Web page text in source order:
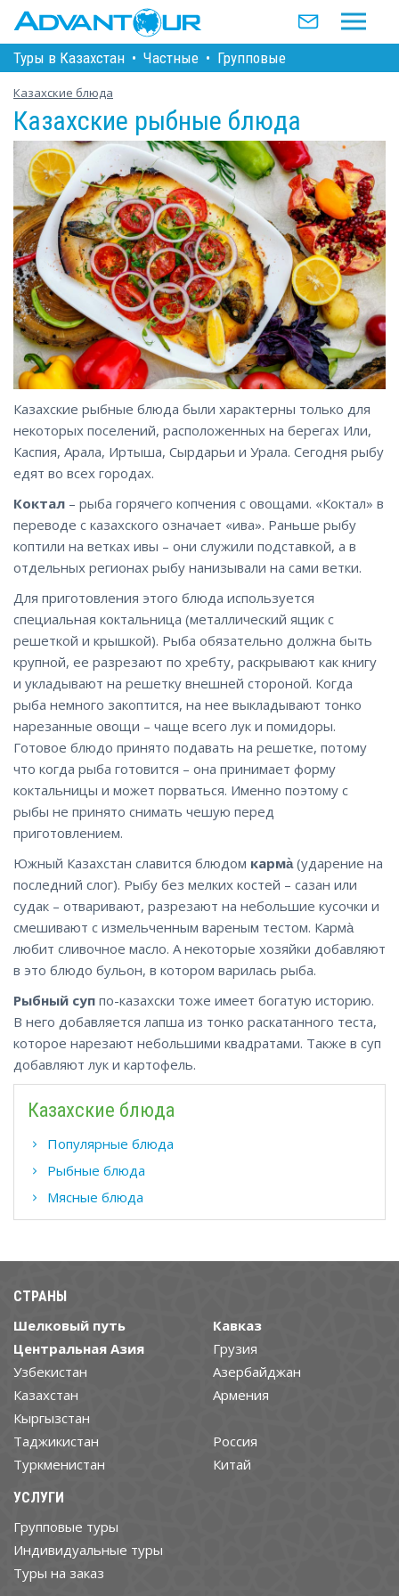
Туры в Казахстан • Частные • Групповые
Казахские блюда
Казахские рыбные блюда
Казахские рыбные блюда были характерны только для
некоторых поселений, расположенных на берегах Или,
Каспия, Арала, Иртыша, Сырдарьи и Урала. Сегодня рыбу
едят во всех городах.
Коктал – рыба горячего копчения с овощами. «Коктал» в
переводе с казахского означает «ива». Раньше рыбу
коптили на ветках ивы – они служили подставкой, а в
отдельных регионах рыбу нанизывали на сами ветки.
Для приготовления этого блюда используется
специальная коктальница (металлический ящик с
решеткой и крышкой). Рыба обязательно должна быть
крупной, ее разрезают по хребту, раскрывают как книгу
и укладывают на решетку внешней стороной. Когда
рыба немного закоптится, на нее выкладывают тонко
нарезанные овощи – чаще всего лук и помидоры.
Готовое блюдо принято подавать на решетке, потому
что когда рыба готовится – она принимает форму
коктальницы и может порваться. Именно поэтому с
рыбы не принято снимать чешую перед
приготовлением.
Южный Казахстан славится блюдом карма̀(ударение на
последний слог). Рыбу без мелких костей – сазан или
судак – отваривают, разрезают на небольшие кусочки и
смешивают с измельченным вареным тестом. Карма̀
любит сливочное масло. А некоторые хозяйки добавляют
в это блюдо бульон, в котором варилась рыба.
Рыбный суп по-казахски тоже имеет богатую историю.
В него добавляется лапша из тонко раскатанного теста,
которое нарезают небольшими квадратами. Также в суп
добавляют лук и картофель.
Казахские блюда
Популярные блюда
Рыбные блюда
Мясные блюда
СТРАНЫ
Шелковый путь
Центральная Азия
Узбекистан
Казахстан
Кыргызстан
Таджикистан
Туркменистан
Кавказ
Грузия
Азербайджан
Армения
Россия
Китай
УСЛУГИ
Групповые туры
Индивидуальные туры
Туры на заказ